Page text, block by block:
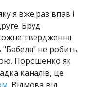
я вже раз впав і
Бруд
твердження
"Бабеля" не робить
Порошенко як
каналів, це
. Відмова від